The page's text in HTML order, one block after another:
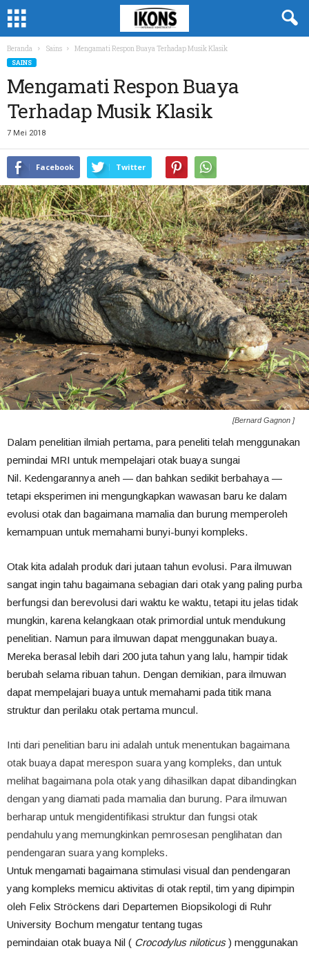
Beranda Sains Mengamati Respon Buaya Terhadap Musik Klasik
SAINS
Mengamati Respon Buaya
Terhadap Musik Klasik
7 Mei 2018
Facebook Twitter
[Bernard Gagnon ]
Dalam penelitian ilmiah pertama, para peneliti telah menggunakan
pemindai MRI untuk mempelajari otak buaya sungai
Nil. Kedengarannya aneh — dan bahkan sedikit berbahaya —
tetapi eksperimen ini mengungkapkan wawasan baru ke dalam
evolusi otak dan bagaimana mamalia dan burung memperoleh
kemampuan untuk memahami bunyi-bunyi kompleks.
Otak kita adalah produk dari jutaan tahun evolusi. Para ilmuwan
sangat ingin tahu bagaimana sebagian dari otak yang paling purba
berfungsi dan berevolusi dari waktu ke waktu, tetapi itu jelas tidak
mungkin, karena kelangkaan otak primordial untuk mendukung
penelitian. Namun para ilmuwan dapat menggunakan buaya.
Mereka berasal lebih dari 200 juta tahun yang lalu, hampir tidak
berubah selama ribuan tahun. Dengan demikian, para ilmuwan
dapat mempelajari buaya untuk memahami pada titik mana
struktur dan perilaku otak pertama muncul.
Inti dari penelitian baru ini adalah untuk menentukan bagaimana
otak buaya dapat merespon suara yang kompleks, dan untuk
melihat bagaimana pola otak yang dihasilkan dapat dibandingkan
dengan yang diamati pada mamalia dan burung. Para ilmuwan
berharap untuk mengidentifikasi struktur dan fungsi otak
pendahulu yang memungkinkan pemrosesan penglihatan dan
pendengaran suara yang kompleks.
Untuk mengamati bagaimana stimulasi visual dan pendengaran
yang kompleks memicu aktivitas di otak reptil, tim yang dipimpin
oleh Felix Ströckens dari Departemen Biopsikologi di Ruhr
University Bochum mengatur tentang tugas
pemindaian otak buaya Nil ( Crocodylus niloticus) menggunakan